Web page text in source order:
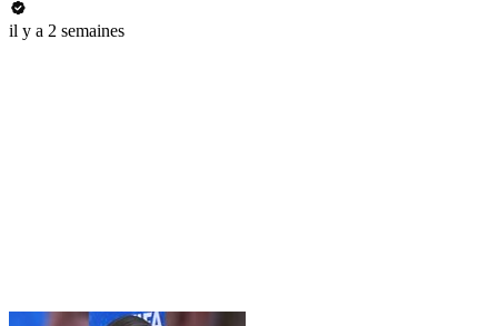
il y a 2 semaines